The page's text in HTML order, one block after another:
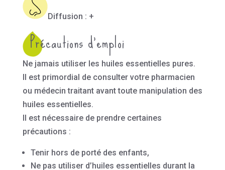
Diffusion : +
Précautions d’emploi
Ne jamais utiliser les huiles essentielles pures.
Il est primordial de consulter votre pharmacien
ou médecin traitant avant toute manipulation des
huiles essentielles.
Il est nécessaire de prendre certaines
précautions :
Tenir hors de porté des enfants,
Ne pas utiliser d’huiles essentielles durant la